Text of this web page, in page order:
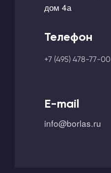
дом 4а
Телефон
+7 (495) 478-77-00
E-mail
info@borlas.ru